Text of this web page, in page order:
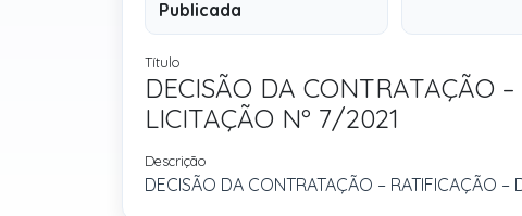
Publicada
Título
DECISÃO DA CONTRATAÇÃO
LICITAÇÃO Nº 7/2021
Descrição
DECISÃO DA CONTRATAÇÃO – RATIFICAÇÃO –